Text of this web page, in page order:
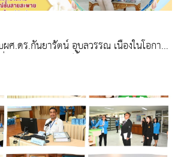
ศ.ดร.กันยารัตน์ อุบลวรรณ เนื่องในโอกาส
องราชอิสริยาภรณ์ชั้นสายสะพายประถมาภ